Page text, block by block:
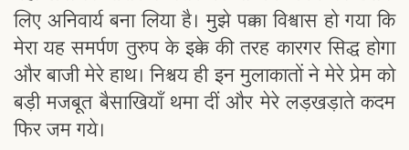
लिए अनिवार्य बना लिया है। मुझे पक्का विश्वास हो गया कि
मेरा यह समर्पण तुरुप के इक्के की तरह कारगर सिद्ध होगा
और बाजी मेरे हाथ। निश्चय ही इन मुलाकातों ने मेरे प्रेम को
बड़ी मजबूत बैसाखियाँ थमा दीं और मेरे लड़खड़ाते कदम
फिर जम गये।